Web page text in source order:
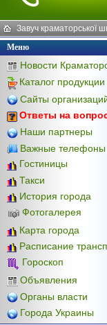
Завуч краматорської
Меню
Новости
Каталог продукции
Сайты
Ответы на
Наши партнеры
Важные телефоны
Гостиницы
Такси
История города
Фотогалерея
Карта города
Расписание
Гороскоп
Объявления
Органы власти
Города Украины